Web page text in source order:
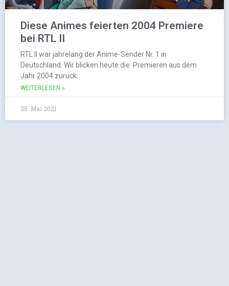
Diese Animes feierten 2004 Premiere
bei RTL II
RTL II war jahrelang der Anime-Sender Nr. 1 in
Deutschland. Wir blicken heute die Premieren aus dem
Jahr 2004 zurück.
WEITERLESEN »
25. Mai 2021